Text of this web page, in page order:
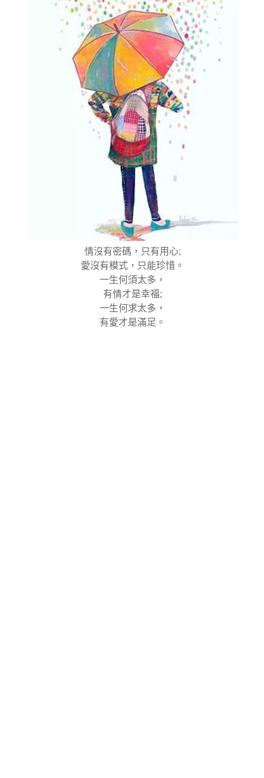
情沒有密碼，只有用心;
愛沒有模式，只能珍惜。
一生何須太多，
有情才是幸福;
一生何求太多，
有愛才是滿足。